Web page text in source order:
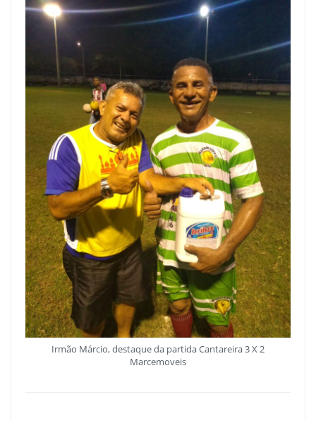
Irmão Márcio, destaque da partida Cantareira 3 X 2
Marcemoveis